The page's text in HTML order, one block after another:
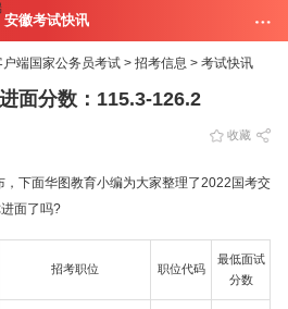
安徽考试快讯
户端国家公务员考试 > 招考信息 > 考试快讯
面分数：115.3-126.2
收藏
下面华图教育小编为大家整理了2022国考交
面了吗?
招考职位 职位代码
最低面试
分数